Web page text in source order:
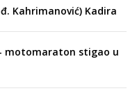
Kahrimanović) Kadira
motomaraton stigao u